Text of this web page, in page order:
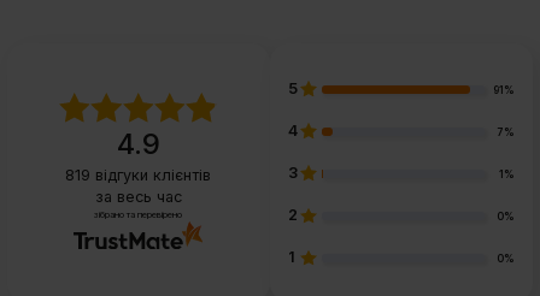
4.9
819 відгуки клієнтів
за весь час
зібрано та перевірено
5 91%
4 7%
3 1%
2 0%
1 0%